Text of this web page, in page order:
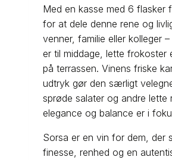
Med en kasse med 6 flasker
for at dele denne rene og
venner, familie eller kolleger
er til middage, lette frokoster
på terrassen. Vinens friske
udtryk gør den særligt
sprøde salater og andre lette
elegance og balance er i
Sorsa er en vin for dem, der
finesse, renhed og en